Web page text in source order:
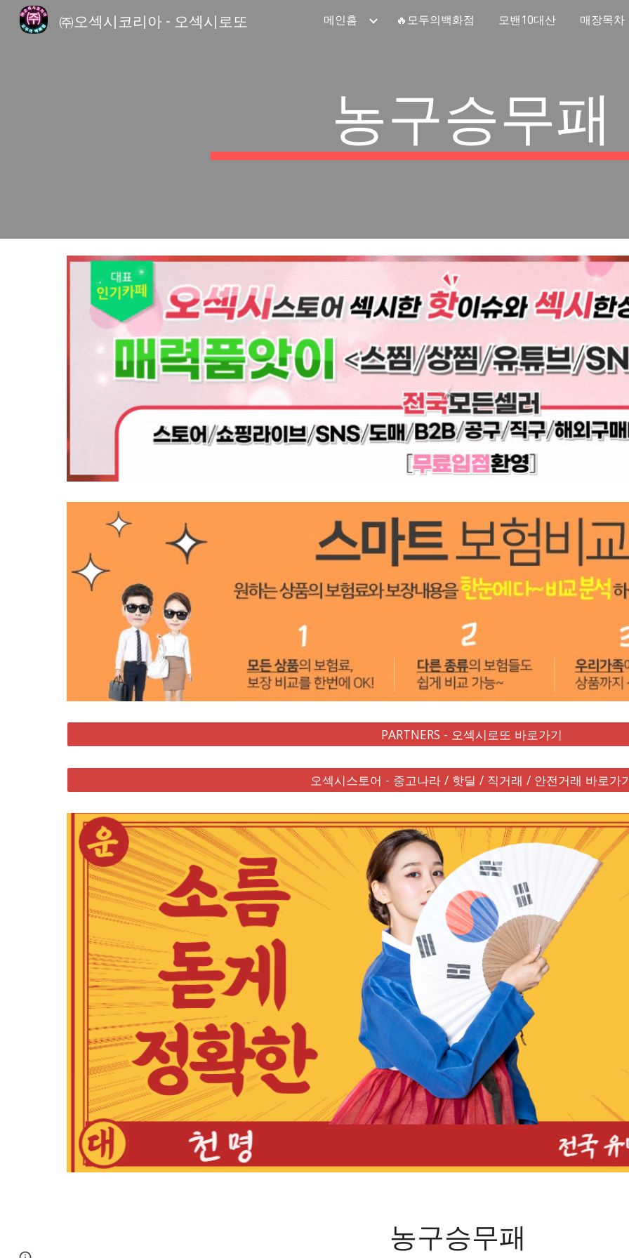
Skip to main content Skip to
㈜오섹시코리아 - 오섹시로또 메인홈 🔥모두의백화점 모밴10대산 매장목차
농구승무패
PARTNERS - 오섹시로또 바로가기
오섹시스토어 - 중고나라 / 핫딜 / 직거래 / 안전거래 바로가
농구승무패